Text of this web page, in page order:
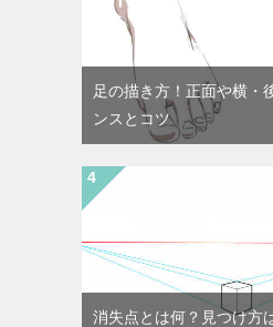
足の描き方！正面や横・
ンスとコツ
消失点とは何？見つけ方